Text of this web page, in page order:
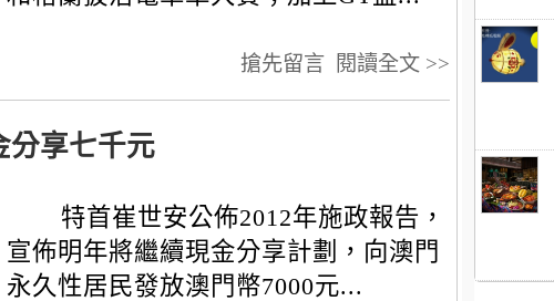
閱讀全文 >>
搶先留言
分享七千元
特首崔世安公佈2012年施政報告，
宣佈明年將繼續現金分享計劃，向澳門
永久性居民發放澳門幣7000元...